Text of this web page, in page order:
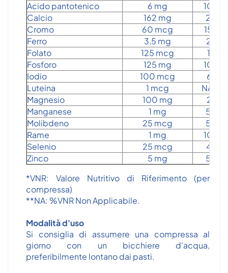
Acido pantotenico
6 mg
100
Calcio
162 mg
20
Cromo
60 mcg
150
Ferro
3,5 mg
25
Folato
125 mcg
18
Fosforo
125 mg
100
Iodio
100 mcg
67
Luteina
1 mcg
NA**
Magnesio
100 mg
27
Manganese
1 mg
50
Molibdeno
25 mcg
50
Rame
1 mg
100
Selenio
25 mcg
45
Zinco
5 mg
50
*VNR: Valore Nutritivo di Riferimento (per
compressa)
**NA: %VNR Non Applicabile.
Modalità d'uso
Si consiglia di assumere una compressa al
giorno con un bicchiere d'acqua,
preferibilmente lontano dai pasti.